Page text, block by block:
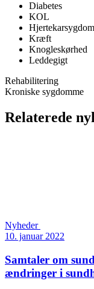
Diabetes
KOL
Kræft
Knogleskørhed
Leddegigt
Rehabilitering
Kroniske sygdomme
Relaterede
Nyheder
10. januar 2022
Samtaler om
ændringer i